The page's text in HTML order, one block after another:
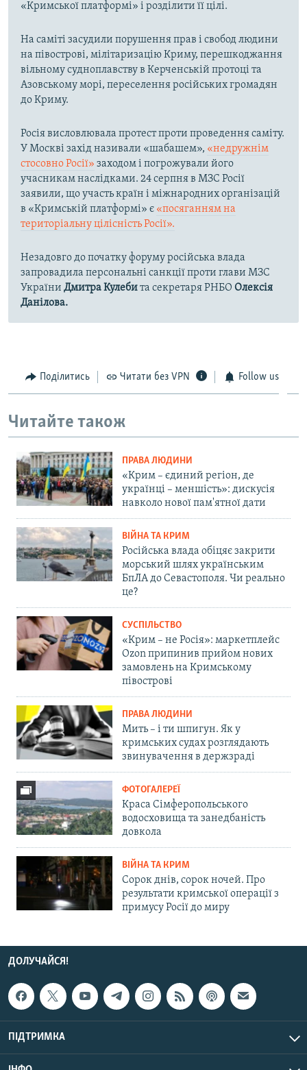
«Кримської платформі» і розділити її цілі.
На саміті засудили порушення прав і свобод людини
на півострові, мілітаризацію Криму, перешкоджання
вільному судноплавству в Керченській протоці та
Азовському морі, переселення російських громадян
до Криму.
Росія висловлювала протест проти проведення саміту.
У Москві захід називали «шабашем», «недружнім
стосовно Росії» заходом і погрожували його
учасникам наслідками. 24 серпня в МЗС Росії
заявили, що участь країн і міжнародних організацій
в «Кримській платформі» є «посяганням на
територіальну цілісність Росії».
Незадовго до початку форуму російська влада
запровадила персональні санкції проти глави МЗС
України Дмитра Кулебита секретаря РНБО Олексія
Данілова.
Поділитись Читати без VPN Follow us
Читайте також
ПРАВА ЛЮДИНИ
«Крим – єдиний регіон, де
українці – меншість»: дискусія
навколо нової пам'ятної дати
ВІЙНА ТА КРИМ
Російська влада обіцяє закрити
морський шлях українським
БпЛА до Севастополя. Чи реально
це?
СУСПІЛЬСТВО
«Крим – не Росія»: маркетплейс
Ozon припинив прийом нових
замовлень на Кримському
півострові
ПРАВА ЛЮДИНИ
Мить – і ти шпигун. Як у
кримських судах розглядають
звинувачення в держзраді
ФОТОГАЛЕРЕЇ
Краса Сімферопольського
водосховища та занедбаність
довкола
ВІЙНА ТА КРИМ
Сорок днів, сорок ночей. Про
результати кримської операції з
примусу Росії до миру
ДОЛУЧАЙСЯ!
ПІДТРИМКА